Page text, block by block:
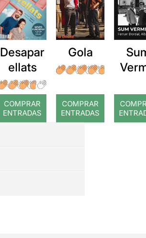
Desapar
ellats
COMPRAR
ENTRADAS
Gola
COMPRAR
ENTRADAS